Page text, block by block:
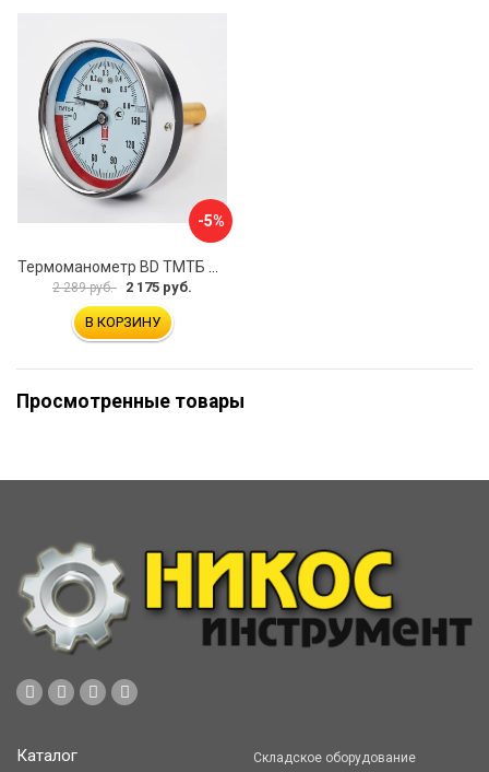
-5%
2 289 руб. 2 175 руб.
В КОРЗИНУ
Просмотренные товары
Каталог
Складское оборудование